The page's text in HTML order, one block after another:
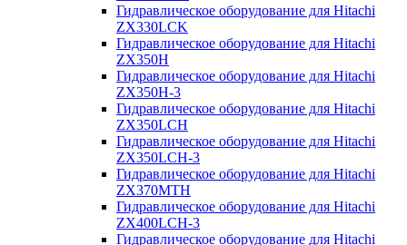
Гидравлическое оборудование для Hitachi
ZX330LCK
Гидравлическое оборудование для Hitachi
ZX350H
Гидравлическое оборудование для Hitachi
ZX350H-3
Гидравлическое оборудование для Hitachi
ZX350LCH
Гидравлическое оборудование для Hitachi
ZX350LCH-3
Гидравлическое оборудование для Hitachi
ZX370MTH
Гидравлическое оборудование для Hitachi
ZX400LCH-3
Гидравлическое оборудование для Hitachi